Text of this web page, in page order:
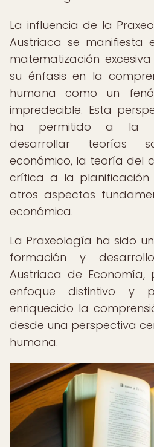
La influencia de la
Austriaca se manifiesta
matematización
su énfasis en la
humana como un
impredecible. Esta
ha permitido a la
desarrollar teorías
económico, la teoría del
crítica a la planificación
otros aspectos
económica.
La Praxeología ha sido
formación y
Austriaca de Economía,
enfoque distintivo y
enriquecido la
desde una perspectiva
humana.